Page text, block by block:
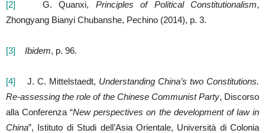
[2] G. Quanxi, Principles of Political Constitutionalism,
Zhongyang Bianyi Chubanshe, Pechino (2014), p. 3.
[3] Ibidem, p. 96.
[4] J. C. Mittelstaedt, Understanding China’s two Constitutions.
Re-assessing the role of the Chinese Communist Party, Discorso
alla Conferenza “New perspectives on the development of law in
China”, Istituto di Studi dell’Asia Orientale, Università di Colonia